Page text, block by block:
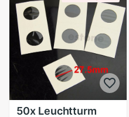
(Schwarz)
50x Leuchtturm